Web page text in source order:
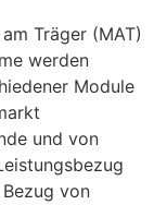
Träger (MAT)
werden
Module
und von
Bezug von